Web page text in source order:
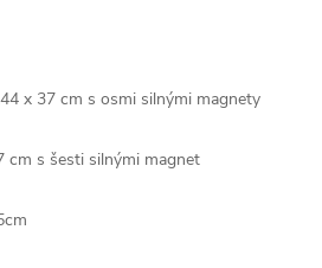
x 37 cm s osmi silnými magnety
cm s šesti silnými magnet